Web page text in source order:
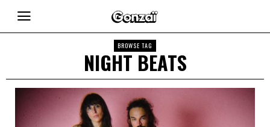
BROWSE TAG
NIGHT BEATS